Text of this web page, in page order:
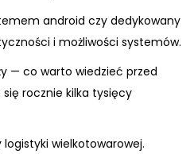
android czy dedykowany
i możliwości systemów.
— co warto wiedzieć przed
rocznie kilka tysięcy
wielkotowarowej.